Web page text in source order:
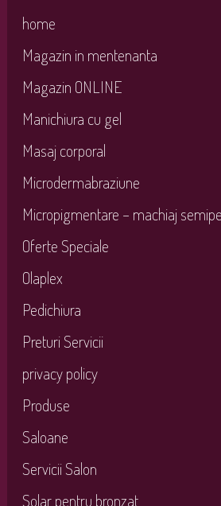
home
Magazin in mentenanta
Magazin ONLINE
Manichiura cu gel
Masaj corporal
Microdermabraziune
Micropigmentare – machiaj
Oferte Speciale
Olaplex
Pedichiura
Preturi Servicii
privacy policy
Produse
Saloane
Servicii Salon
Solar pentru bronzat